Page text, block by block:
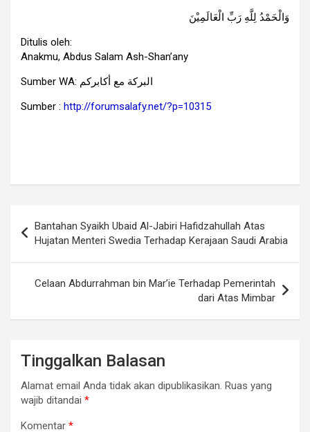
وَالْحَمْدُ لِلَّهِ رَبِّ الْعَالَمِيْنَ
Ditulis oleh:
Anakmu, Abdus Salam Ash-Shan’any
Sumber WA: البركة مع أكابركم
Sumber : http://forumsalafy.net/?p=10315
pos
Bantahan Syaikh Ubaid Al-Jabiri Hafidzahullah Atas
Hujatan Menteri Swedia Terhadap Kerajaan Saudi Arabia
Celaan Abdurrahman bin Mar’ie Terhadap Pemerintah
dari Atas Mimbar
Tinggalkan Balasan
Alamat email Anda tidak akan dipublikasikan. Ruas yang
wajib ditandai *
Komentar *